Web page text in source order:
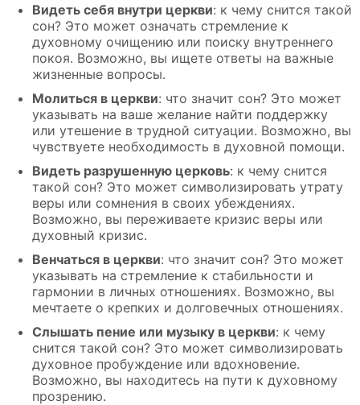
Видеть себя внутри церкви: к чему снится такой
сон? Это может означать стремление к
духовному очищению или поиску внутреннего
покоя. Возможно, вы ищете ответы на важные
жизненные вопросы.
Молиться в церкви: что значит сон? Это может
указывать на ваше желание найти поддержку
или утешение в трудной ситуации. Возможно, вы
чувствуете необходимость в духовной помощи.
Видеть разрушенную церковь: к чему снится
такой сон? Это может символизировать утрату
веры или сомнения в своих убеждениях.
Возможно, вы переживаете кризис веры или
духовный кризис.
Венчаться в церкви: что значит сон? Это может
указывать на стремление к стабильности и
гармонии в личных отношениях. Возможно, вы
мечтаете о крепких и долговечных отношениях.
Слышать пение или музыку в церкви: к чему
снится такой сон? Это может символизировать
духовное пробуждение или вдохновение.
Возможно, вы находитесь на пути к духовному
прозрению.